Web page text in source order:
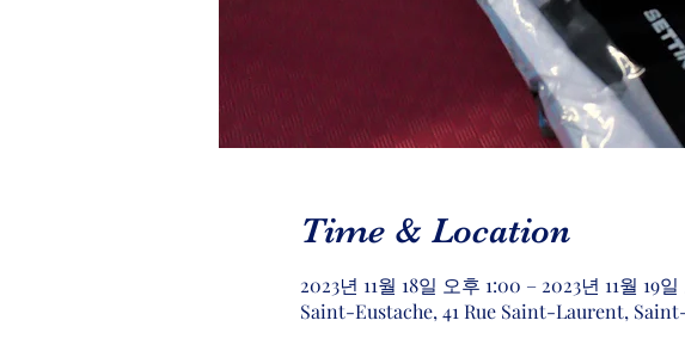
Time & Location
2023년 11월 18일 오후 1:00 – 2023년 11월 19
Saint-Eustache, 41 Rue Saint-Laurent, Saint-